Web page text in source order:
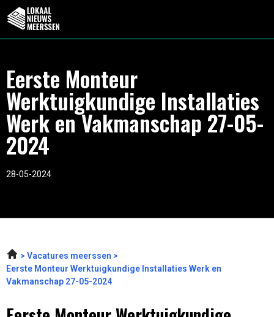
Eerste Monteur
Werktuigkundige Installaties
Werk en Vakmanschap 27-05-
2024
28-05-2024
Vacatures meerssen
Eerste Monteur Werktuigkundige Installaties Werk en
Vakmanschap 27-05-2024